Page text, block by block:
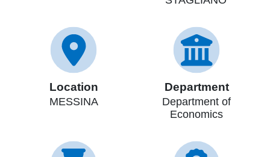
Location
MESSINA
Department
Department of
Economics